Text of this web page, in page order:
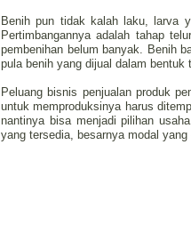
Benih pun tidak kalah laku, larva
Pertimbangannya adalah tahap
pembenihan belum banyak. Benih
pula benih yang dijual dalam bentuk
Peluang bisnis penjualan produk
untuk memproduksinya harus
nantinya bisa menjadi pilihan
yang tersedia, besarnya modal